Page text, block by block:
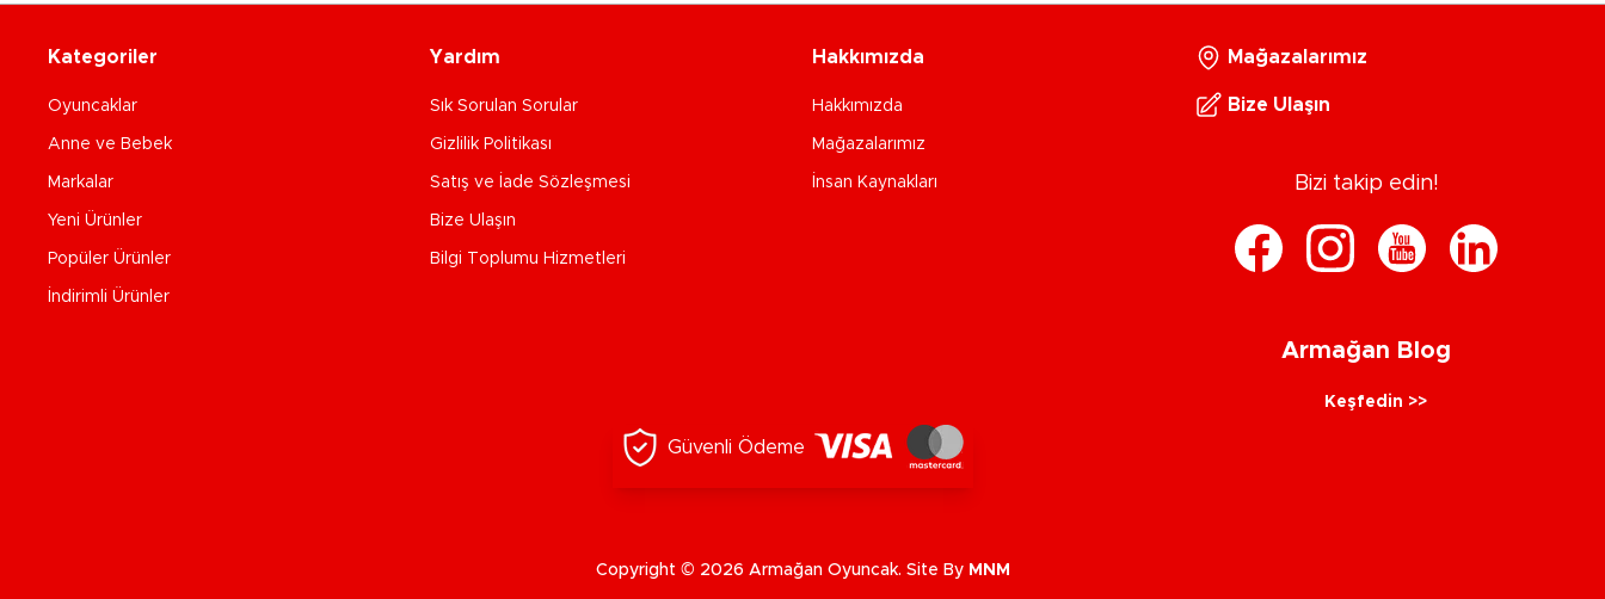
Kategoriler
Oyuncaklar
Anne ve Bebek
Markalar
Yeni Ürünler
Popüler Ürünler
İndirimli Ürünler
Yardım
Sık Sorulan Sorular
Gizlilik Politikası
Satış ve İade Sözleşmesi
Bize Ulaşın
Bilgi Toplumu Hizmetleri
Hakkımızda
Hakkımızda
Mağazalarımız
İnsan Kaynakları
Mağazalarımız
Bize Ulaşın
Bizi takip edin!
Armağan Blog
Keşfedin >>
Güvenli Ödeme
Copyright © 2026 Armağan Oyuncak. Site By MNM